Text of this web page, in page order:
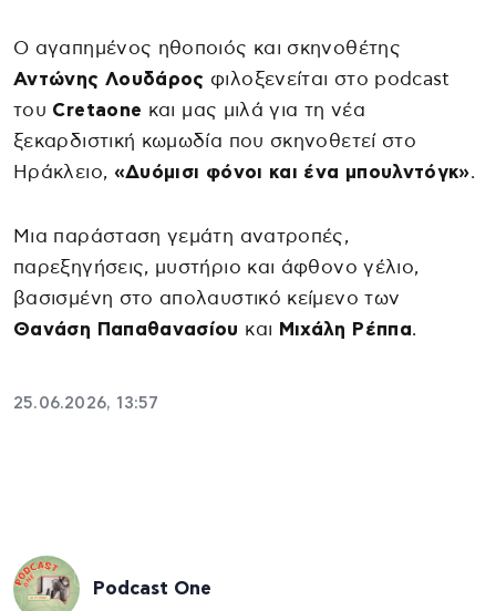
25.06.2026, 13:57
Podcast One
Ο αγαπημένος ηθοποιός και σκηνοθέτης
Αντώνης Λουδάρος φιλοξενείται στο podcast
του Cretaone και μας μιλά για τη νέα
ξεκαρδιστική κωμωδία που σκηνοθετεί στο
Ηράκλειο, «Δυόμισι φόνοι και ένα μπουλντόγκ».
Μια παράσταση γεμάτη ανατροπές,
παρεξηγήσεις, μυστήριο και άφθονο γέλιο,
βασισμένη στο απολαυστικό κείμενο των
Θανάση Παπαθανασίου και Μιχάλη Ρέππα.